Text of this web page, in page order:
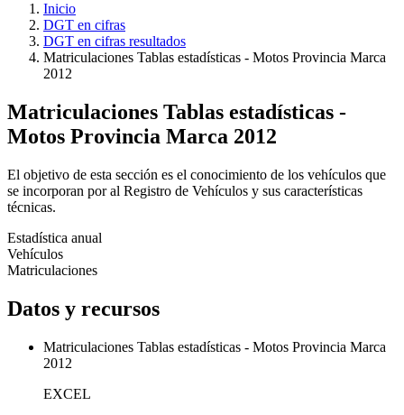
Inicio
DGT en cifras
DGT en cifras resultados
Matriculaciones Tablas estadísticas - Motos Provincia Marca
2012
Matriculaciones Tablas estadísticas -
Motos Provincia Marca 2012
El objetivo de esta sección es el conocimiento de los vehículos que
se incorporan por al Registro de Vehículos y sus características
técnicas.
Estadística anual
Vehículos
Matriculaciones
Datos y recursos
Matriculaciones Tablas estadísticas - Motos Provincia Marca
2012
EXCEL